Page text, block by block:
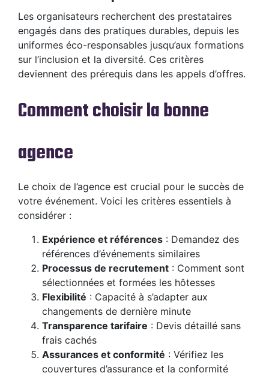
Les organisateurs recherchent des prestataires
engagés dans des pratiques durables, depuis les
uniformes éco-responsables jusqu’aux formations
sur l’inclusion et la diversité. Ces critères
deviennent des prérequis dans les appels d’offres.
Comment choisir la bonne
agence
Le choix de l’agence est crucial pour le succès de
votre événement. Voici les critères essentiels à
considérer :
Expérience et références : Demandez des
références d’événements similaires
Processus de recrutement : Comment sont
sélectionnées et formées les hôtesses
Flexibilité : Capacité à s’adapter aux
changements de dernière minute
Transparence tarifaire : Devis détaillé sans
frais cachés
Assurances et conformité : Vérifiez les
couvertures d’assurance et la conformité